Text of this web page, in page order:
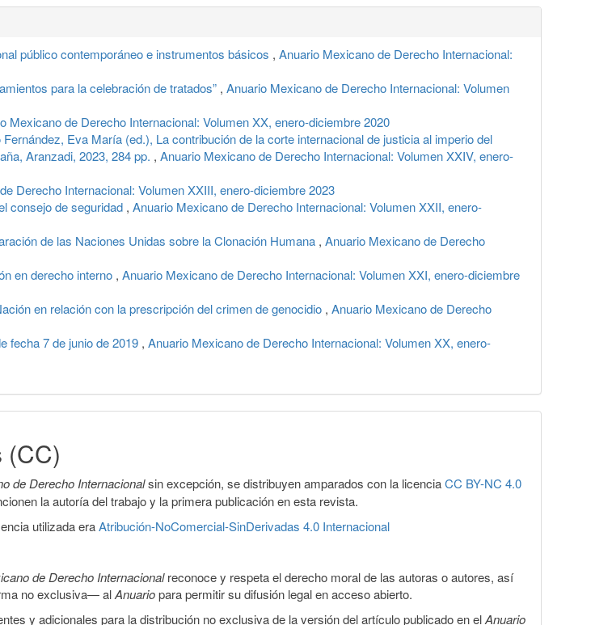
público contemporáneo e instrumentos básicos , Anuario Mexicano de Derecho Internacional:
para la celebración de tratados” , Anuario Mexicano de Derecho Internacional: Volumen
Mexicano de Derecho Internacional: Volumen XX, enero-diciembre 2020
Eva María (ed.), La contribución de la corte internacional de justicia al imperio del
Aranzadi, 2023, 284 pp. , Anuario Mexicano de Derecho Internacional: Volumen XXIV, enero-
Derecho Internacional: Volumen XXIII, enero-diciembre 2023
consejo de seguridad , Anuario Mexicano de Derecho Internacional: Volumen XXII, enero-
de las Naciones Unidas sobre la Clonación Humana , Anuario Mexicano de Derecho
en derecho interno , Anuario Mexicano de Derecho Internacional: Volumen XXI, enero-diciembre
en relación con la prescripción del crimen de genocidio , Anuario Mexicano de Derecho
fecha 7 de junio de 2019 , Anuario Mexicano de Derecho Internacional: Volumen XX, enero-
(CC)
de Derecho Internacionalsin excepción, se distribuyen amparados con la licenciaCC BY-NC 4.0
la autoría del trabajo y la primera publicación en esta revista.
utilizada eraAtribución-NoComercial-SinDerivadas 4.0 Internacional
de Derecho Internacionalreconoce y respeta el derecho moral de las autoras o autores, así
no exclusiva— alAnuariopara permitir su difusión legal en acceso abierto.
y adicionales para la distribución no exclusiva de la versión del artículo publicado en elAnuario